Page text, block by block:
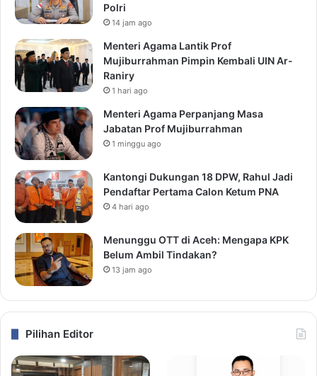
Polri
14 jam ago
Menteri Agama Lantik Prof
Mujiburrahman Pimpin Kembali UIN Ar-
Raniry
1 hari ago
Menteri Agama Perpanjang Masa
Jabatan Prof Mujiburrahman
1 minggu ago
Kantongi Dukungan 18 DPW, Rahul Jadi
Pendaftar Pertama Calon Ketum PNA
4 hari ago
Menunggu OTT di Aceh: Mengapa KPK
Belum Ambil Tindakan?
13 jam ago
Pilihan Editor